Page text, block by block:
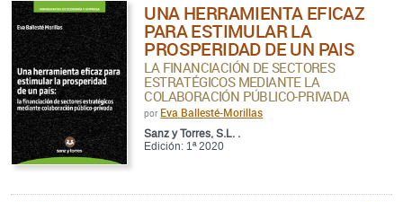
UNA HERRAMIENTA EFICAZ
PARA ESTIMULAR LA
PROSPERIDAD DE UN PAIS
LA FINANCIACIÓN DE SECTORES
ESTRATÉGICOS MEDIANTE LA
COLABORACIÓN PÚBLICO-PRIVADA
por Eva Ballesté-Morillas
Sanz y Torres, S.L. .
Edición: 1ª 2020